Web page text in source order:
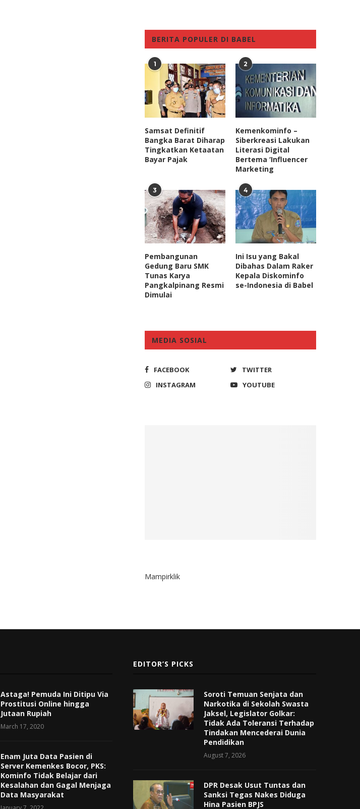
BERITA POPULER DI BABEL
1
Samsat Definitif
Bangka Barat Diharap
Tingkatkan Ketaatan
Bayar Pajak
2
Kemenkominfo –
Siberkreasi Lakukan
Literasi Digital
Bertema ‘Influencer
Marketing
3
Pembangunan
Gedung Baru SMK
Tunas Karya
Pangkalpinang Resmi
Dimulai
4
Ini Isu yang Bakal
Dibahas Dalam Raker
Kepala Diskominfo
se-Indonesia di Babel
MEDIA SOSIAL
FACEBOOK
TWITTER
INSTAGRAM
YOUTUBE
Mampirklik
Astaga! Pemuda Ini Ditipu Via
Prostitusi Online hingga
Jutaan Rupiah
March 17, 2020
Enam Juta Data Pasien di
Server Kemenkes Bocor, PKS:
Kominfo Tidak Belajar dari
Kesalahan dan Gagal Menjaga
Data Masyarakat
EDITOR’S PICKS
Soroti Temuan Senjata dan
Narkotika di Sekolah Swasta
Jaksel, Legislator Golkar:
Tidak Ada Toleransi Terhadap
Tindakan Mencederai Dunia
Pendidikan
August 7, 2026
DPR Desak Usut Tuntas dan
Sanksi Tegas Nakes Diduga
Hina Pasien BPJS